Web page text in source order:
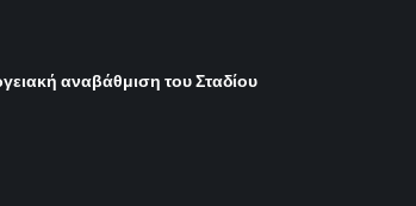
αναβάθμιση του Σταδίου